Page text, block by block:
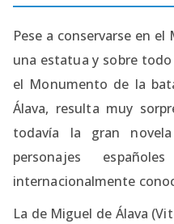
Pese a conservarse en el
una estatua y sobre
el Monumento de la
Álava, resulta muy
todavía la gran
personajes
internacionalmente
La de Miguel de Álava